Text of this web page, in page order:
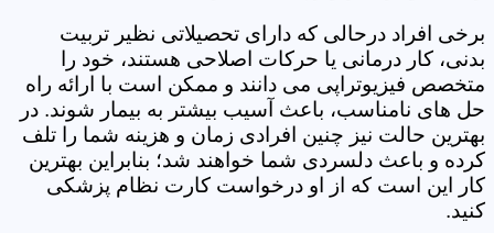
برخی افراد درحالی که دارای تحصیلاتی نظیر تربیت
بدنی، کار درمانی یا حرکات اصلاحی هستند، خود را
متخصص فیزیوتراپی می دانند و ممکن است با ارائه راه
حل های نامناسب، باعث آسیب بیشتر به بیمار شوند. در
بهترین حالت نیز چنین افرادی زمان و هزینه شما را تلف
کرده و باعث دلسردی شما خواهند شد؛ بنابراین بهترین
کار این است که از او درخواست کارت نظام پزشکی
کنید.